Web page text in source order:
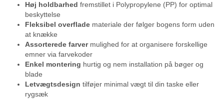
Høj holdbarhed fremstillet i Polypropylene (PP) for optimal
beskyttelse
Fleksibel overflade materiale der følger bogens form uden
at knække
Assorterede farvermulighed for at organisere forskellige
emner via farvekoder
Enkel montering hurtig og nem installation på bøger og
blade
Letvægtsdesign tilføjer minimal vægt til din taske eller
rygsæk